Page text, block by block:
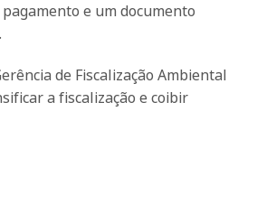
e um documento
de Fiscalização Ambiental
a fiscalização e coibir